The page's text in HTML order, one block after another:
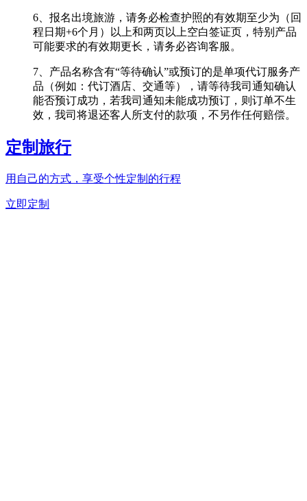
6、报名出境旅游，请务必检查护照的有效期至少为（回
程日期+6个月）以上和两页以上空白签证页，特别产品
可能要求的有效期更长，请务必咨询客服。
7、产品名称含有“等待确认”或预订的是单项代订服务产
品（例如：代订酒店、交通等），请等待我司通知确认
能否预订成功，若我司通知未能成功预订，则订单不生
效，我司将退还客人所支付的款项，不另作任何赔偿。
定制旅行
用自己的方式，享受个性定制的行程
立即定制